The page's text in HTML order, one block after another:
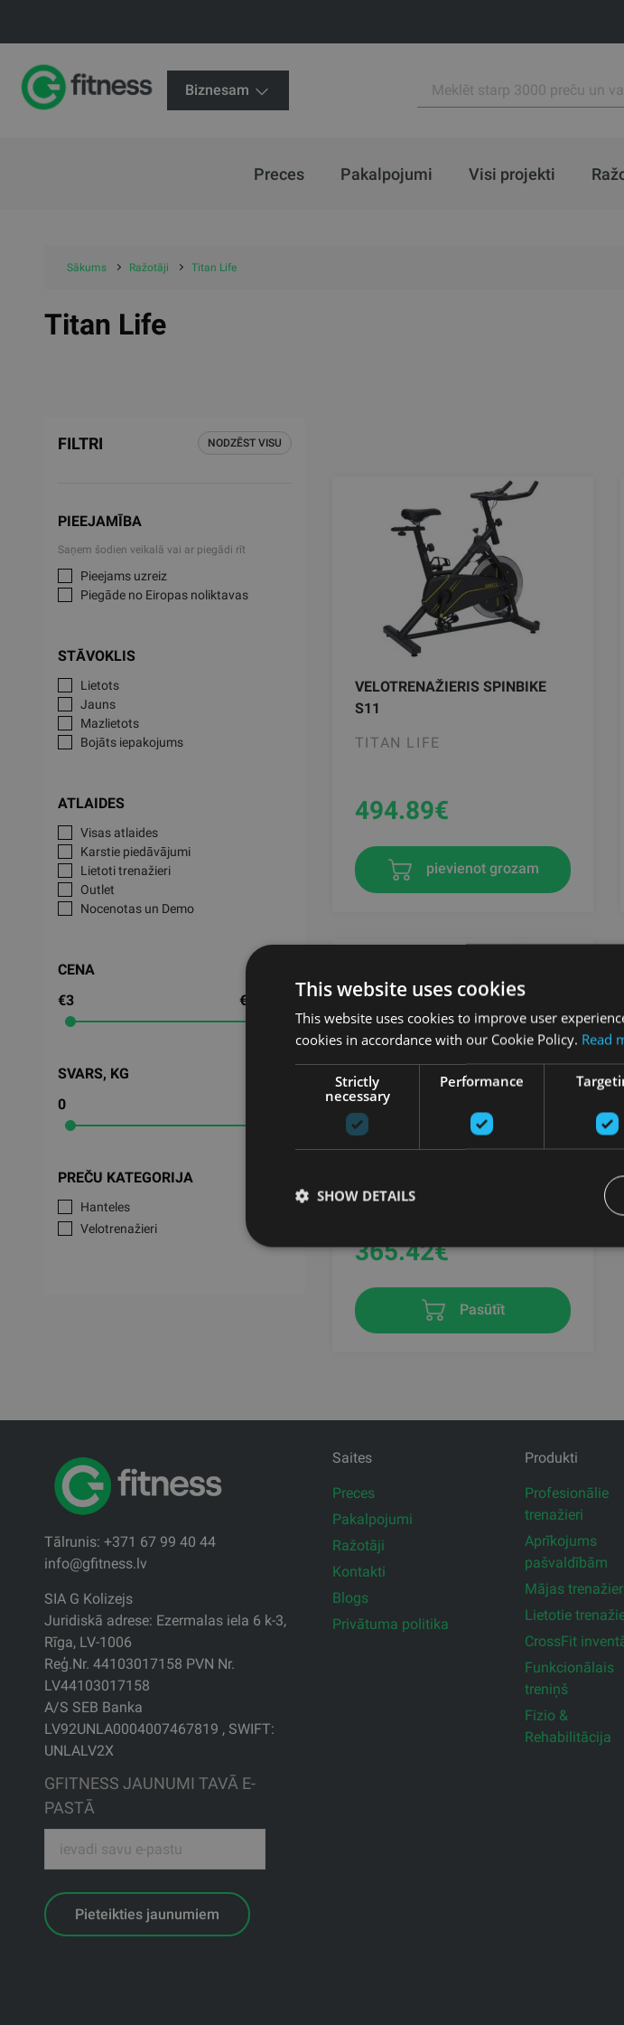
Biznesam
Preces Pakalpojumi Visi projekti
Sākums Ražotāji Titan Life
Titan Life
FILTRI NODZĒST VISU
PIEEJAMĪBA
Saņem šodien veikalā vai ar piegādi rīt
Pieejams uzreiz
Piegāde no Eiropas noliktavas
STĀVOKLIS
Lietots
Jauns
Mazlietots
Bojāts iepakojums
ATLAIDES
Visas atlaides
Karstie piedāvājumi
Lietoti trenažieri
Outlet
Nocenotas un Demo
CENA
€3
€23,661
SVARS, KG
0
PREČU KATEGORIJA
Hanteles
Velotrenažieri
VELOTRENAŽIERIS SPINBIKE
S11
TITAN LIFE
494.89€
pievienot grozam
TITAN LIFE B35
TITAN LIFE
365.42€
Pasūtīt
Tālrunis: +371 67 99 40 44
info@gfitness.lv
SIA G Kolizejs
Juridiskā adrese: Ezermalas iela 6 k-3,
Rīga, LV-1006
Reģ.Nr. 44103017158 PVN Nr.
LV44103017158
A/S SEB Banka
LV92UNLA0004007467819 , SWIFT:
UNLALV2X
GFITNESS JAUNUMI TAVĀ E-
PASTĀ
Pieteikties jaunumiem
Saites
Preces
Pakalpojumi
Ražotāji
Kontakti
Blogs
Privātuma politika
Produkti
Profesionālie
trenažieri
Aprīkojums
pašvaldībām
Mājas
Lietotie
CrossFit
Funkcionālais
treniņš
Fizio &
Rehabilitācija
This website uses cookies
This website uses cookies to improve user
cookies in accordance with our Cookie Policy. Read
Strictly
necessary
Performance
SHOW DETAILS